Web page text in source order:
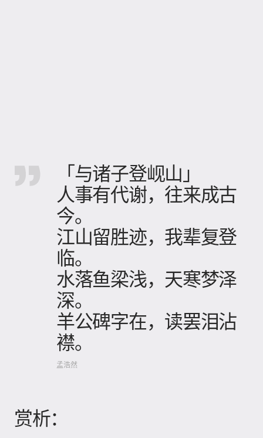
「与诸子登岘山」
人事有代谢，往来成古
今。
江山留胜迹，我辈复登
临。
水落鱼梁浅，天寒梦泽
深。
羊公碑字在，读罢泪沾
襟。
孟浩然
赏析：